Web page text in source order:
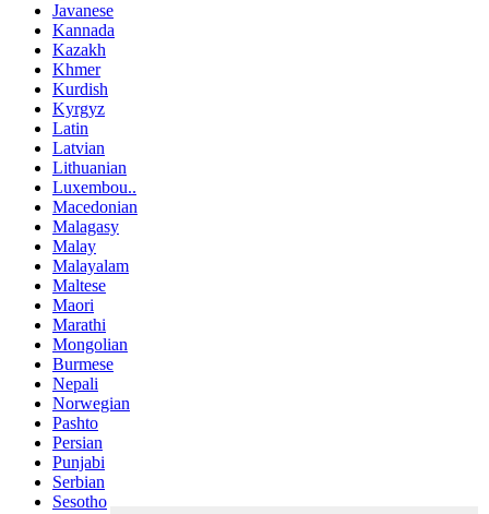
Javanese
Kannada
Kazakh
Khmer
Kurdish
Kyrgyz
Latin
Latvian
Lithuanian
Luxembou..
Macedonian
Malagasy
Malay
Malayalam
Maltese
Maori
Marathi
Mongolian
Burmese
Nepali
Norwegian
Pashto
Persian
Punjabi
Serbian
Sesotho